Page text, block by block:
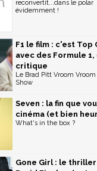
reconvertit...dans le polar
évidemment !
F1 le film : c'est Top
avec des Formule
critique
Le Brad Pitt Vroom Vroom
Show
Seven : la fin que
cinéma (et bien
What's in the box ?
Gone Girl : le